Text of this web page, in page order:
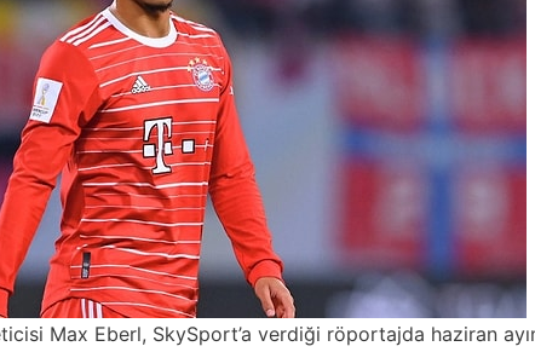
Max Eberl, SkySport’a verdiği röportajda haziran